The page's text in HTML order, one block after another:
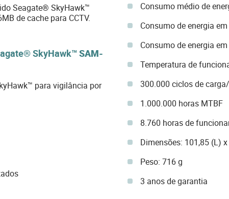
Seagate® SkyHawk™
de cache para CCTV.
SkyHawk™ SAM-
para vigilância por
Consumo médio de
Consumo de energia
Consumo de energia
Temperatura de
300.000 ciclos de
1.000.000 horas MTBF
8.760 horas de
Dimensões: 101,85 (L)
Peso: 716 g
3 anos de garantia